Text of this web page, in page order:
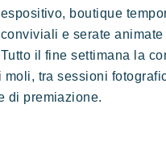
d'or
Autentico Riservato
selvaggio e colorato
boutique
e serate
Tutto il fine settimana la
moli, tra sessioni
di premiazione.